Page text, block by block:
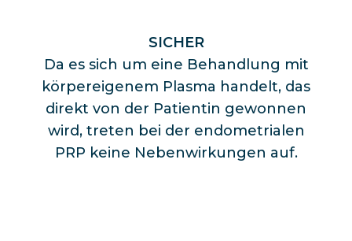
SICHER
Da es sich um eine Behandlung mit
körpereigenem Plasma handelt, das
direkt von der Patientin gewonnen
wird, treten bei der endometrialen
PRP keine Nebenwirkungen auf.